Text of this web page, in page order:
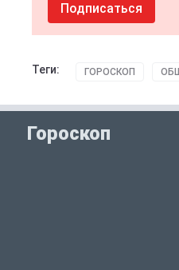
Подписаться
Теги: ГОРОСКОП
Гороскоп